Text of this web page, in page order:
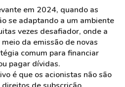
em 2024, quando as
se adaptando a um ambiente
vezes desafiador, onde a
meio da emissão de novas
comum para financiar
pagar dívidas.
é que os acionistas não são